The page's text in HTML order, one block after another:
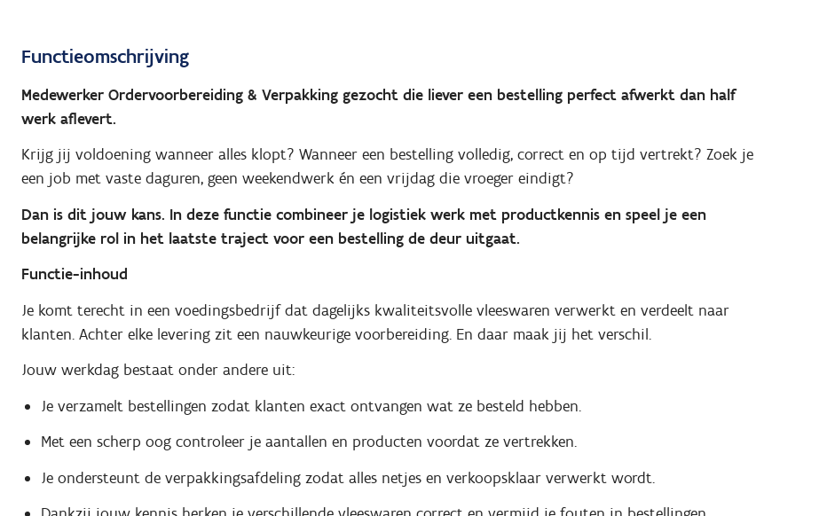
Functieomschrijving
Medewerker Ordervoorbereiding & Verpakking gezocht die liever een bestelling perfect afwerkt dan half
werk aflevert.
Krijg jij voldoening wanneer alles klopt? Wanneer een bestelling volledig, correct en op tijd vertrekt? Zoek je
een job met vaste daguren, geen weekendwerk én een vrijdag die vroeger eindigt?
Dan is dit jouw kans. In deze functie combineer je logistiek werk met productkennis en speel je een
belangrijke rol in het laatste traject voor een bestelling de deur uitgaat.
Functie-inhoud
Je komt terecht in een voedingsbedrijf dat dagelijks kwaliteitsvolle vleeswaren verwerkt en verdeelt naar
klanten. Achter elke levering zit een nauwkeurige voorbereiding. En daar maak jij het verschil.
Jouw werkdag bestaat onder andere uit:
Je verzamelt bestellingen zodat klanten exact ontvangen wat ze besteld hebben.
Met een scherp oog controleer je aantallen en producten voordat ze vertrekken.
Je ondersteunt de verpakkingsafdeling zodat alles netjes en verkoopsklaar verwerkt wordt.